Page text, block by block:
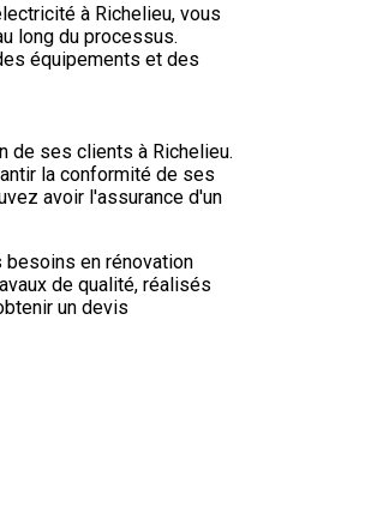
à Richelieu, vous
long du processus.
équipements et des
de ses clients à Richelieu.
la conformité de ses
avoir l'assurance d'un
besoins en rénovation
de qualité, réalisés
un devis